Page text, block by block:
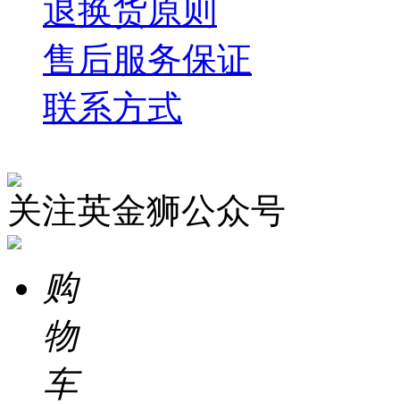
退换货原则
售后服务保证
联系方式
关注英金狮公众号
购
物
车